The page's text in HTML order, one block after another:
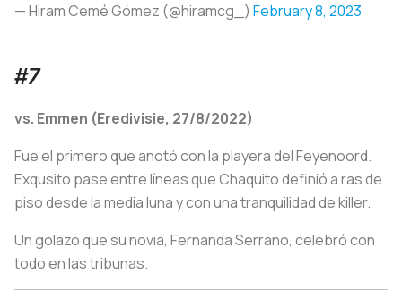
— Hiram Cemé Gómez (@hiramcg_) February 8, 2023
#7
vs. Emmen (Eredivisie, 27/8/2022)
Fue el primero que anotó con la playera del Feyenoord.
Exqusito pase entre líneas que Chaquito definió a ras de
piso desde la media luna y con una tranquilidad de killer.
Un golazo que su novia, Fernanda Serrano, celebró con
todo en las tribunas.